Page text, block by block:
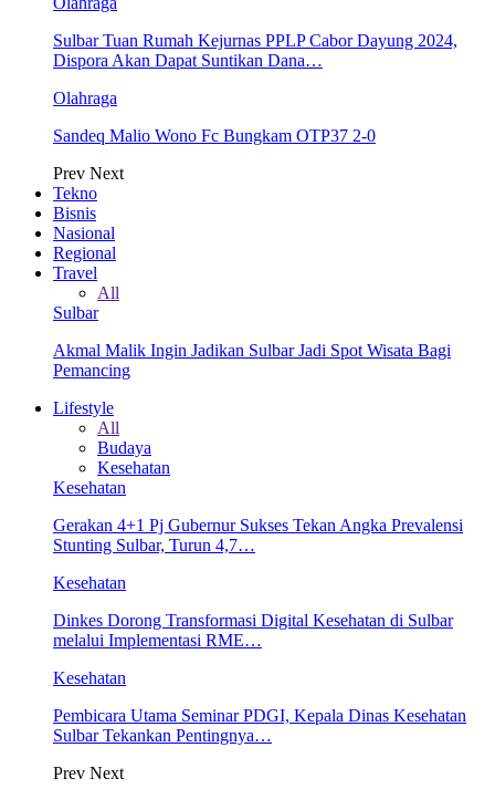
Sulbar Tuan Rumah Kejurnas PPLP Cabor Dayung 2024,
Dispora Akan Dapat Suntikan Dana…
Olahraga
Sandeq Malio Wono Fc Bungkam OTP37 2-0
Prev Next
Tekno
Bisnis
Nasional
Regional
Travel
All
Sulbar
Akmal Malik Ingin Jadikan Sulbar Jadi Spot Wisata Bagi
Pemancing
Lifestyle
All
Budaya
Kesehatan
Kesehatan
Gerakan 4+1 Pj Gubernur Sukses Tekan Angka Prevalensi
Stunting Sulbar, Turun 4,7…
Kesehatan
Dinkes Dorong Transformasi Digital Kesehatan di Sulbar
melalui Implementasi RME…
Kesehatan
Pembicara Utama Seminar PDGI, Kepala Dinas Kesehatan
Sulbar Tekankan Pentingnya…
Prev Next